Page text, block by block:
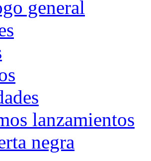
general
lanzamientos
negra